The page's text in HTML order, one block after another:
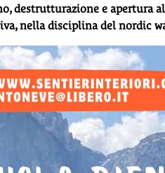
destrutturazione e apertura
nella disciplina del nordic